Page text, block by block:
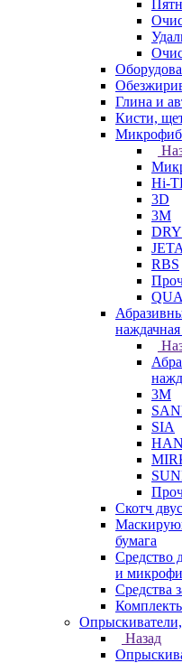
Глина и
Кисти,
Hi-
3D
3М
RBS
3М
SIA
Скотч
бумага
Средство
и
Средства
Назад